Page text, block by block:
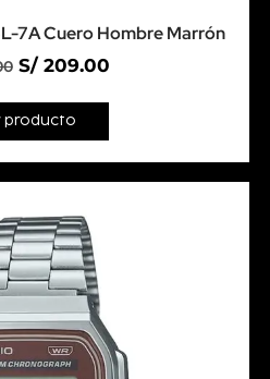
7A Cuero Hombre Marrón
S/209.00
producto